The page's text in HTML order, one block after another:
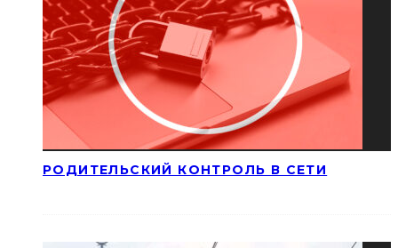
РОДИТЕЛЬСКИЙ КОНТРОЛЬ В СЕТИ